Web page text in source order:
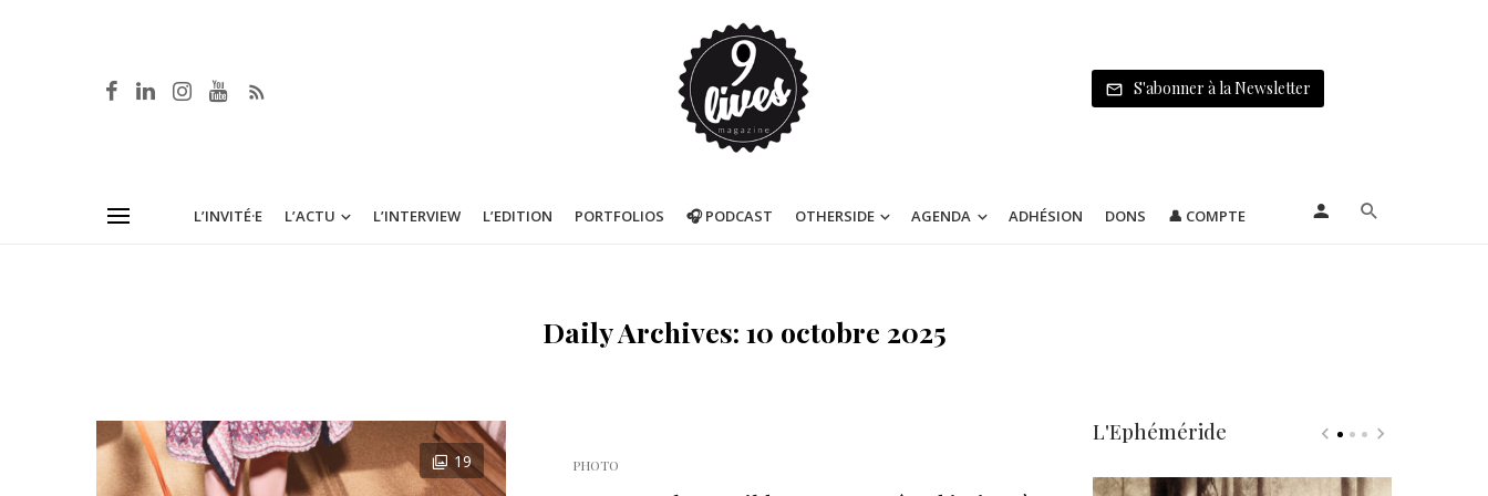
S'abonner à la Newsletter
L’INVITÉ·E L’ACTU L’INTERVIEW L’EDITION PORTFOLIOS 🎧 PODCAST OTHERSIDE AGENDA ADHÉSION DONS 👤 COMPTE
Daily Archives: 10 octobre 2025
19 PHOTO
L'Ephéméride